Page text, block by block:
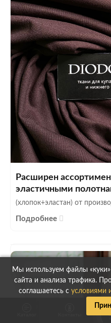
Расширен
эластичными
(хлопок+эластан) от
Подробнее
Мы используем файлы
сайта и анализа трафика.
соглашаетесь с условиями